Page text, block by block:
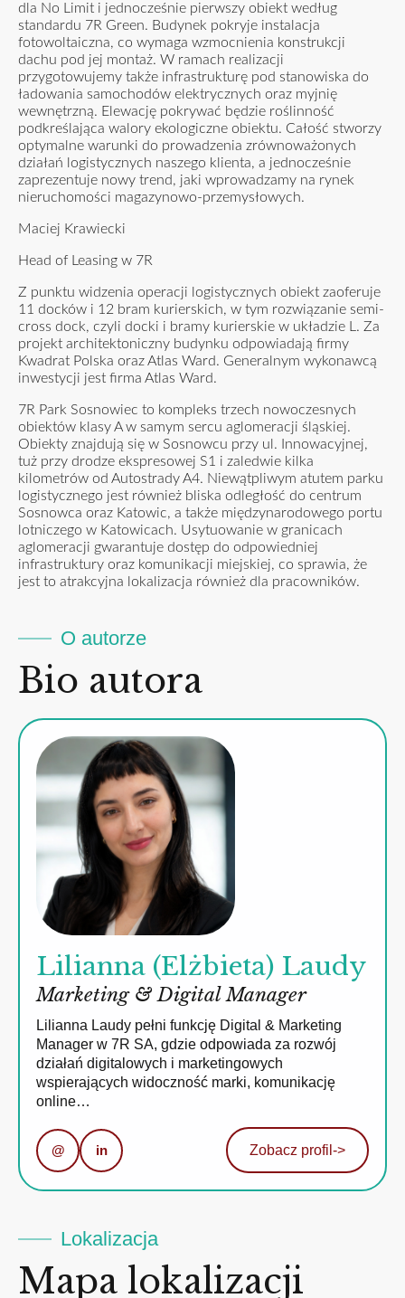
dla No Limit i jednocześnie pierwszy obiekt według
standardu 7R Green. Budynek pokryje instalacja
fotowoltaiczna, co wymaga wzmocnienia konstrukcji
dachu pod jej montaż. W ramach realizacji
przygotowujemy także infrastrukturę pod stanowiska do
ładowania samochodów elektrycznych oraz myjnię
wewnętrzną. Elewację pokrywać będzie roślinność
podkreślająca walory ekologiczne obiektu. Całość stworzy
optymalne warunki do prowadzenia zrównoważonych
działań logistycznych naszego klienta, a jednocześnie
zaprezentuje nowy trend, jaki wprowadzamy na rynek
nieruchomości magazynowo-przemysłowych.
Maciej Krawiecki
Head of Leasing w 7R
Z punktu widzenia operacji logistycznych obiekt zaoferuje
11 docków i 12 bram kurierskich, w tym rozwiązanie semi-
cross dock, czyli docki i bramy kurierskie w układzie L. Za
projekt architektoniczny budynku odpowiadają firmy
Kwadrat Polska oraz Atlas Ward. Generalnym wykonawcą
inwestycji jest firma Atlas Ward.
7R Park Sosnowiec to kompleks trzech nowoczesnych
obiektów klasy A w samym sercu aglomeracji śląskiej.
Obiekty znajdują się w Sosnowcu przy ul. Innowacyjnej,
tuż przy drodze ekspresowej S1 i zaledwie kilka
kilometrów od Autostrady A4. Niewątpliwym atutem parku
logistycznego jest również bliska odległość do centrum
Sosnowca oraz Katowic, a także międzynarodowego portu
lotniczego w Katowicach. Usytuowanie w granicach
aglomeracji gwarantuje dostęp do odpowiedniej
infrastruktury oraz komunikacji miejskiej, co sprawia, że
jest to atrakcyjna lokalizacja również dla pracowników.
O autorze
Bio autora
Lilianna (Elżbieta) Laudy
Marketing & Digital Manager
Lilianna Laudy pełni funkcję Digital & Marketing
Manager w 7R SA, gdzie odpowiada za rozwój
działań digitalowych i marketingowych
wspierających widoczność marki, komunikację
online…
@ in Zobacz profil ->
Lokalizacja
Mapa lokalizacji